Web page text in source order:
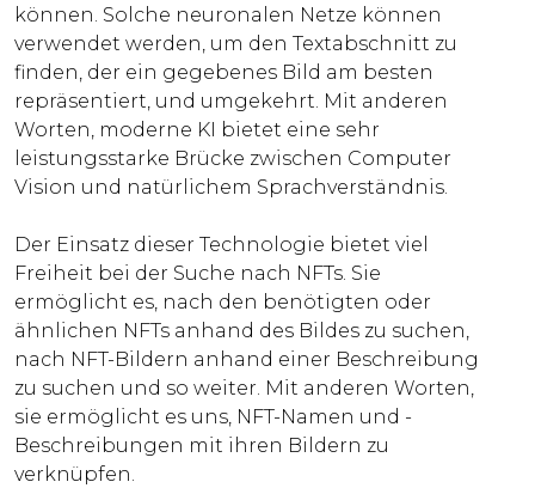
können. Solche neuronalen Netze können
verwendet werden, um den Textabschnitt zu
finden, der ein gegebenes Bild am besten
repräsentiert, und umgekehrt. Mit anderen
Worten, moderne KI bietet eine sehr
leistungsstarke Brücke zwischen Computer
Vision und natürlichem Sprachverständnis.
Der Einsatz dieser Technologie bietet viel
Freiheit bei der Suche nach NFTs. Sie
ermöglicht es, nach den benötigten oder
ähnlichen NFTs anhand des Bildes zu suchen,
nach NFT-Bildern anhand einer Beschreibung
zu suchen und so weiter. Mit anderen Worten,
sie ermöglicht es uns, NFT-Namen und -
Beschreibungen mit ihren Bildern zu
verknüpfen.